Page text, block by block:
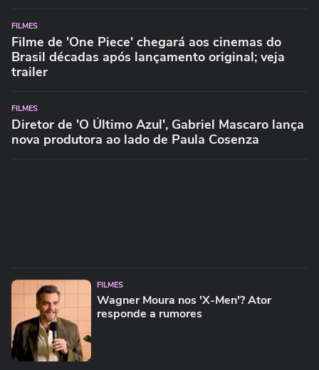
FILMES
Filme de 'One Piece' chegará aos cinemas do
Brasil décadas após lançamento original; veja
trailer
FILMES
Diretor de 'O Último Azul', Gabriel Mascaro lança
nova produtora ao lado de Paula Cosenza
FILMES
Wagner Moura nos 'X-Men'? Ator
responde a rumores